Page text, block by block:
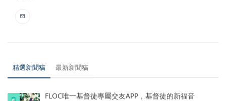
精選新聞稿 最新新聞稿
FLOC唯一基督徒專屬交友APP，基督徒的新福音